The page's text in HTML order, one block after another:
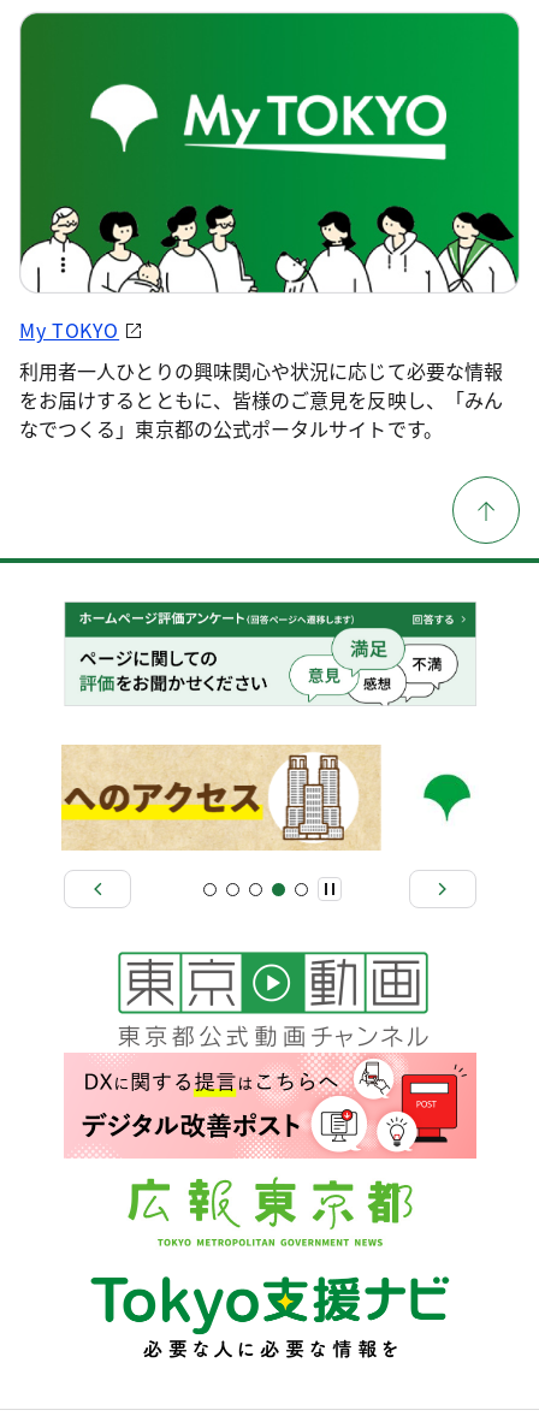
My TOKYO
利用者一人ひとりの興味関心や状況に応じて必要な情報
をお届けするとともに、皆様のご意見を反映し、「みん
なでつくる」東京都の公式ポータルサイトです。